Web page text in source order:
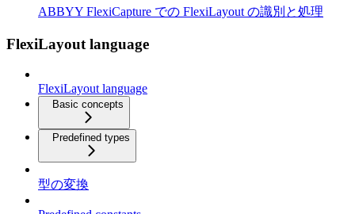
ABBYY FlexiCapture での FlexiLayout の識別と処理
FlexiLayout language
FlexiLayout language
Basic concepts
Predefined types
型の変換